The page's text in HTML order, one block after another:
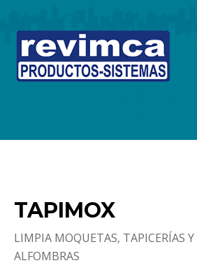
TAPIMOX
LIMPIA MOQUETAS, TAPICERÍAS Y
ALFOMBRAS